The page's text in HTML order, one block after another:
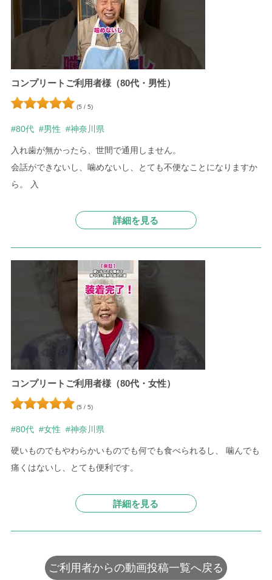
コンプリートご利用者様（80代・男性）
(5 / 5)
#80代 #男性 #神奈川県
入れ歯が無かったら、世間で通用しません。
会話ができないし、噛めないし、とても不便なことになりますか
ら。 入
詳細を見る
コンプリートご利用者様（80代・女性）
(5 / 5)
#80代 #女性 #神奈川県
硬いものでもやわらかいものでも何でも食べられるし、 噛んでも
痛くはないし、とても便利です。
詳細を見る
ご利用者からの動画投稿一覧へ戻る